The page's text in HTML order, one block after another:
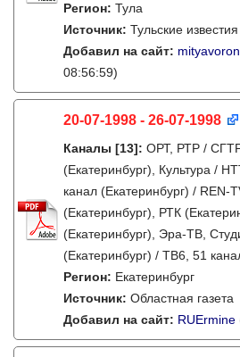
Регион: Тула
Источник: Тульские известия
Добавил на сайт:
08:56:59)
20-07-1998 - 26-07-1998
Каналы [13]: ОРТ, РТР /
(Екатеринбург), Культура /
канал (Екатеринбург) / REN-
(Екатеринбург), РТК
(Екатеринбург), Эра-ТВ,
(Екатеринбург) / ТВ6, 51
Регион: Екатеринбург
Источник: Областная газета
Добавил на сайт: RUErmine